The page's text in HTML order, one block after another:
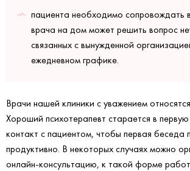
пациента необходимо сопровождать
врача на дом может решить вопрос
связанных с вынужденной
ежедневном графике.
Врачи нашей клиники с уважением
Хороший психотерапевт старается в
контакт с пациентом, чтобы первая беседа
продуктивно. В некоторых случаях можно
онлайн-консультацию, к такой форме